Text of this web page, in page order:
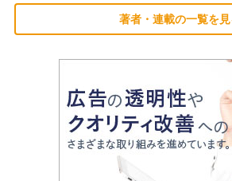
著者・連載の一覧を見